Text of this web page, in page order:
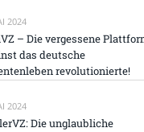
2024
– Die vergessene
das deutsche
revolutionierte!
2024
Die unglaubliche